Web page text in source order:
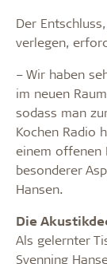
Der
verlegen,
– Wir haben
im neuen
sodass man
Kochen Radio
einem offenen
besonderer
Hansen.
Die
Als gelernter
Svenning